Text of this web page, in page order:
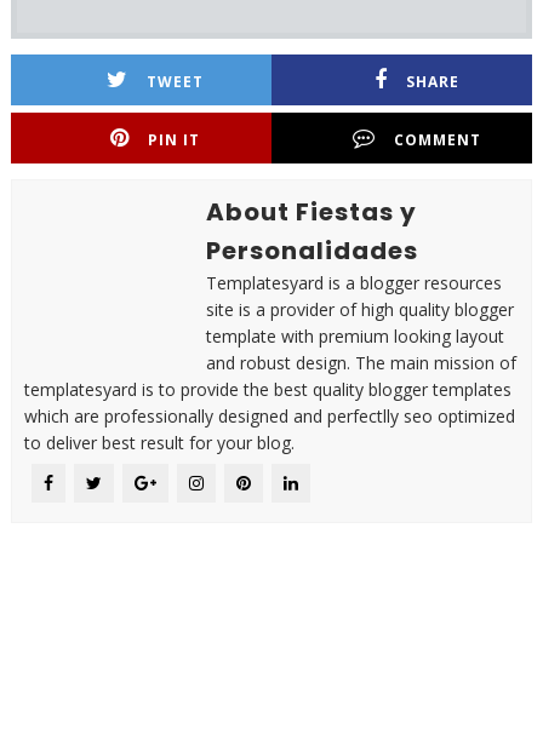
TWEET SHARE
PIN IT COMMENT
About Fiestas y
Personalidades
Templatesyard is a blogger resources
site is a provider of high quality blogger
template with premium looking layout
and robust design. The main mission of
templatesyard is to provide the best quality blogger templates
which are professionally designed and perfectlly seo optimized
to deliver best result for your blog.